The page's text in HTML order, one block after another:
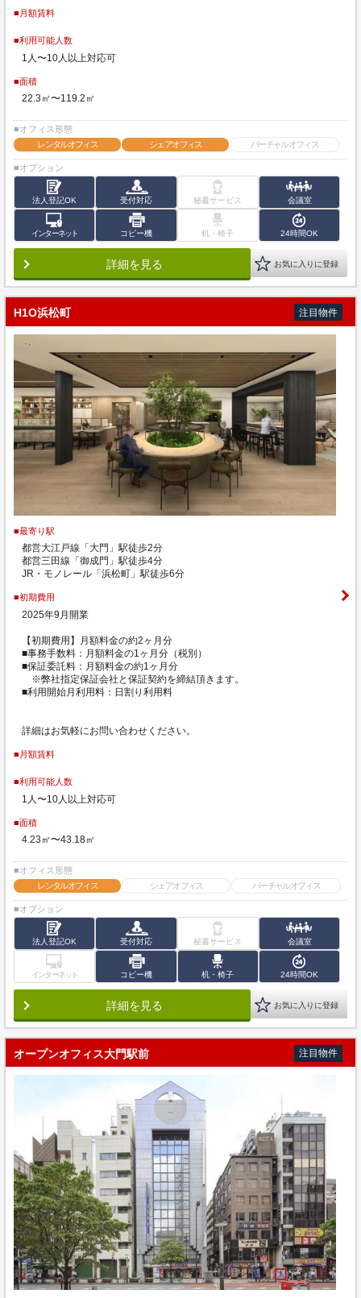
■月額賃料
■利用可能人数
1人〜10人以上対応可
■面積
22.3㎡〜119.2㎡
■オフィス形態
レンタルオフィス
シェアオフィス バーチャルオフィス
■オプション
法人登記OK 受付対応 秘書サービス 会議室
インターネット コピー機 机・椅子 24時間OK
詳細を見る お気に入りに登録
H1O浜松町 注目物件
■最寄り駅
都営大江戸線「大門」駅徒歩2分
都営三田線「御成門」駅徒歩4分
JR・モノレール「浜松町」駅徒歩6分
■初期費用
2025年9月開業
【初期費用】月額料金の約2ヶ月分
■事務手数料：月額料金の1ヶ月分（税別）
■保証委託料：月額料金の約1ヶ月分
※弊社指定保証会社と保証契約を締結頂きます。
■利用開始月利用料：日割り利用料
詳細はお気軽にお問い合わせください。
■月額賃料
■利用可能人数
1人〜10人以上対応可
■面積
4.23㎡〜43.18㎡
■オフィス形態
レンタルオフィス
シェアオフィス バーチャルオフィス
■オプション
法人登記OK 受付対応 秘書サービス 会議室
インターネット コピー機 机・椅子 24時間OK
詳細を見る お気に入りに登録
オープンオフィス大門駅前 注目物件